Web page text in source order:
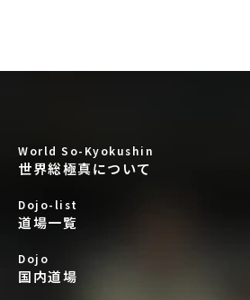
World So-Kyokushin
世界総極真について
Dojo-list
道場一覧
Dojo
国内道場